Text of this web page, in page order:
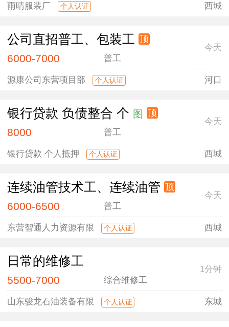
雨晴服装厂 个人认证 西城
公司直招普工、包装工 顶
6000-7000 普工
今天
源康公司东营项目部 个人认证 河口
银行贷款 负债整合 个 图 顶
8000 普工
今天
银行贷款 个人抵押 个人认证 西城
连续油管技术工、连续油管 顶
6000-6500 普工
今天
东营智通人力资源有限 个人认证 西城
日常的维修工
5500-7000 综合维修工
1分钟
山东骏龙石油装备有限 个人认证 东城